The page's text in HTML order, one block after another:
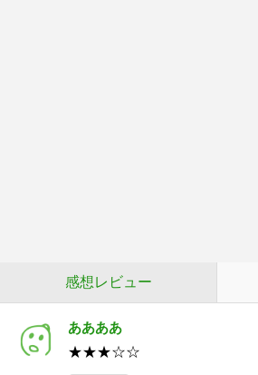
感想レビュー
ああああ
★★★☆☆